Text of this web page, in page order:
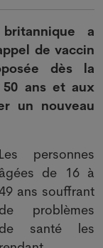
a
de vaccin
dès la
ans et aux
un nouveau
Les personnes
âgées de 16 à
ans souffrant
de problèmes
de santé les